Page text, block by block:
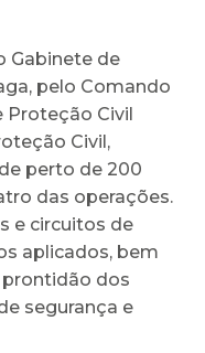
Gabinete de
pelo Comando
Proteção Civil
Civil,
perto de 200
das operações.
e circuitos de
aplicados, bem
dos
segurança e